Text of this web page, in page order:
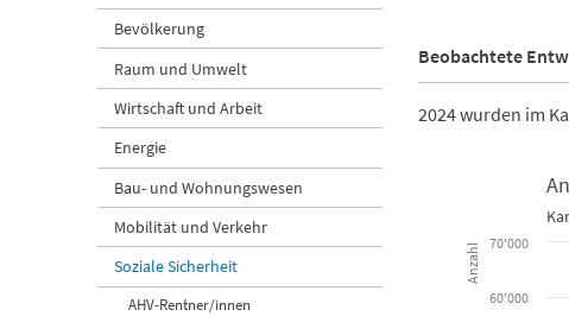
Beobachtete
2024 wurden im
Anzahl
Bar chart with 10
Kanton Luzern
Anzahl
60'000
70'000
Bevölkerung
Raum und Umwelt
Wirtschaft und Arbeit
Energie
Bau- und Wohnungswesen
Mobilität und Verkehr
Soziale Sicherheit
AHV-Rentner/innen